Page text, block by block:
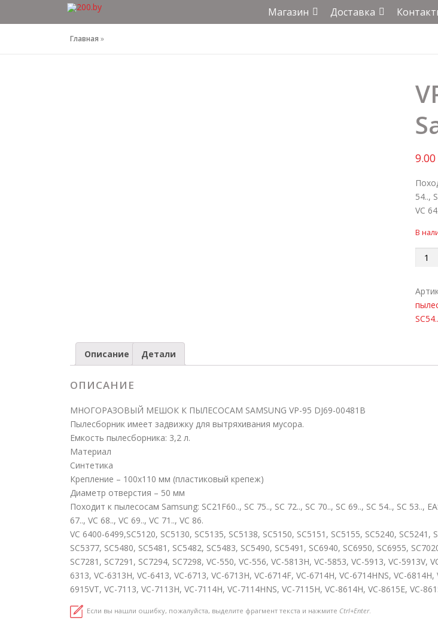
Магазин Доставка
Главная »
9.00
54..,
VC
В
SC54..
Описание Детали
ОПИСАНИЕ
МНОГОРАЗОВЫЙ МЕШОК К ПЫЛЕСОСАМ SAMSUNG VP-95 DJ69-00481B
Пылесборник имеет задвижку для вытряхивания мусора.
Емкость пылесборника: 3,2 л.
Материал
Синтетика
Крепление – 100х110 мм (пластиковый крепеж)
Диаметр отверстия – 50 мм
Походит к пылесосам Samsung: SC21F60.., SC 75.., SC 72.., SC 70.., SC 69.., SC 54.., SC 53..,
67.., VC 68.., VC 69.., VC 71.., VC 86.
VC 6400-6499,SC5120, SC5130, SC5135, SC5138, SC5150, SC5151, SC5155, SC5240,
SC5377, SC5480, SC5481, SC5482, SC5483, SC5490, SC5491, SC6940, SC6950, SC6955,
SC7281, SC7291, SC7294, SC7298, VC-550, VC-556, VC-5813H, VC-5853, VC-5913, VC-5913V,
6313, VC-6313H, VC-6413, VC-6713, VC-6713H, VC-6714F, VC-6714H, VC-6714HNS, VC-
6915VT, VC-7113, VC-7113H, VC-7114H, VC-7114HNS, VC-7115H, VC-8614H, VC-8615E, VC-
Если вы нашли ошибку, пожалуйста, выделите фрагмент текста и нажмите Ctrl+Enter.